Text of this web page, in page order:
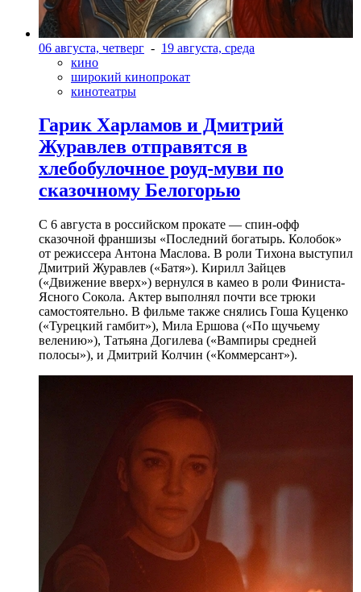
06 августа, четверг - 19 августа, среда
кино
широкий кинопрокат
кинотеатры
Гарик Харламов и Дмитрий
Журавлев отправятся в
хлебобулочное роуд-муви по
сказочному Белогорью
С 6 августа в российском прокате — спин-офф
сказочной франшизы «Последний богатырь. Колобок»
от режиссера Антона Маслова. В роли Тихона выступил
Дмитрий Журавлев («Батя»). Кирилл Зайцев
(«Движение вверх») вернулся в камео в роли Финиста-
Ясного Сокола. Актер выполнял почти все трюки
самостоятельно. В фильме также снялись Гоша Куценко
(«Турецкий гамбит»), Мила Ершова («По щучьему
велению»), Татьяна Догилева («Вампиры средней
полосы»), и Дмитрий Колчин («Коммерсант»).